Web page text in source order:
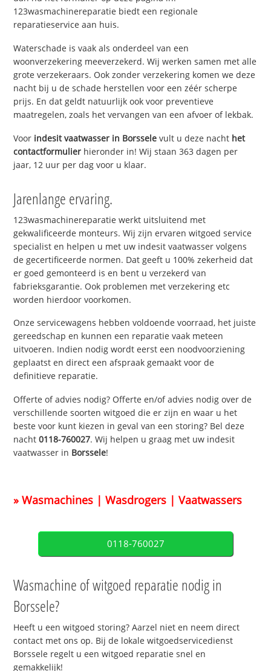
123wasmachinereparatie biedt een regionale
reparatieservice aan huis.
Waterschade is vaak als onderdeel van een
woonverzekering meeverzekerd. Wij werken samen met alle
grote verzekeraars. Ook zonder verzekering komen we deze
nacht bij u de schade herstellen voor een zéér scherpe
prijs. En dat geldt natuurlijk ook voor preventieve
maatregelen, zoals het vervangen van een afvoer of lekbak.
Voor indesit vaatwasser in Borssele vult u deze nacht het
contactformulier hieronder in! Wij staan 363 dagen per
jaar, 12 uur per dag voor u klaar.
Jarenlange ervaring.
123wasmachinereparatie werkt uitsluitend met
gekwalificeerde monteurs. Wij zijn ervaren witgoed service
specialist en helpen u met uw indesit vaatwasser volgens
de gecertificeerde normen. Dat geeft u 100% zekerheid dat
er goed gemonteerd is en bent u verzekerd van
fabrieksgarantie. Ook problemen met verzekering etc
worden hierdoor voorkomen.
Onze servicewagens hebben voldoende voorraad, het juiste
gereedschap en kunnen een reparatie vaak meteen
uitvoeren. Indien nodig wordt eerst een noodvoorziening
geplaatst en direct een afspraak gemaakt voor de
definitieve reparatie.
Offerte of advies nodig? Offerte en/of advies nodig over de
verschillende soorten witgoed die er zijn en waar u het
beste voor kunt kiezen in geval van een storing? Bel deze
nacht0118-760027. Wij helpen u graag met uw indesit
vaatwasser in Borssele!
» Wasmachines | Wasdrogers | Vaatwassers
0118-760027
Wasmachine of witgoed reparatie nodig in
Borssele?
Heeft u een witgoed storing? Aarzel niet en neem direct
contact met ons op. Bij de lokale witgoedservicedienst
Borssele regelt u een witgoed reparatie snel en
gemakkelijk!